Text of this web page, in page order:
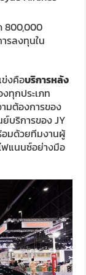
800,000
รลงทุนใน
งคือบริการหลัง
ทุกประเภท
ามต้องการของ
ย์บริการของ JY
มด้วยทีมงานผู้
ฟแนนซ์อย่างมือ